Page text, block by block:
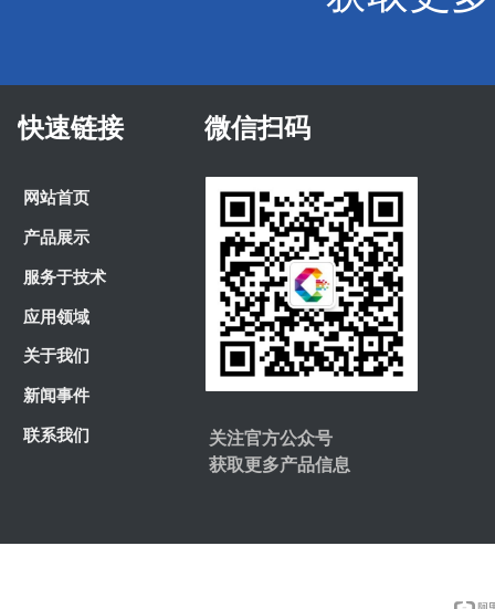
快速链接
网站首页
网站首页
产品展示
产品展示
服务于技术
服务于技术
应用领域
应用领域
关于我们
关于我们
新闻事件
新闻事件
联系我们
微信扫码
关注官方公众号
获取更多产品信息